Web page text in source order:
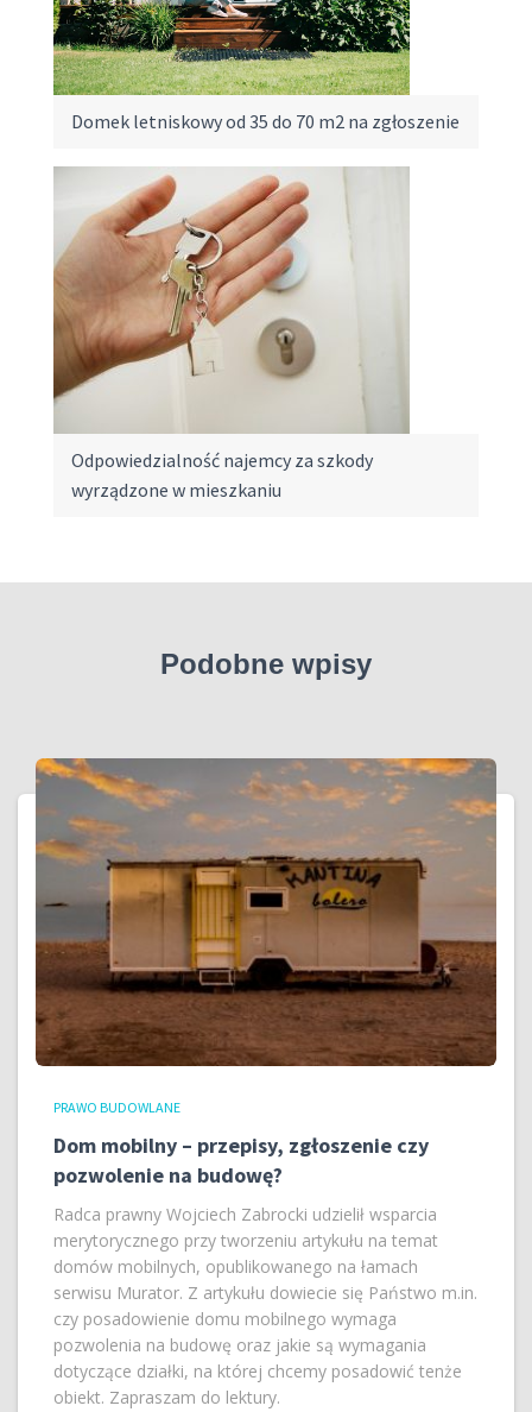
Domek letniskowy od 35 do 70 m2 na zgłoszenie
Odpowiedzialność najemcy za szkody
wyrządzone w mieszkaniu
Podobne wpisy
PRAWO BUDOWLANE
Dom mobilny – przepisy, zgłoszenie czy
pozwolenie na budowę?
Radca prawny Wojciech Zabrocki udzielił wsparcia
merytorycznego przy tworzeniu artykułu na temat
domów mobilnych, opublikowanego na łamach
serwisu Murator. Z artykułu dowiecie się Państwo m.in.
czy posadowienie domu mobilnego wymaga
pozwolenia na budowę oraz jakie są wymagania
dotyczące działki, na której chcemy posadowić tenże
obiekt. Zapraszam do lektury.